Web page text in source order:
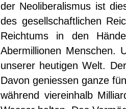
der Neoliberalismus ist
des gesellschaftlichen
Reichtums in den
Abermillionen Menschen.
unserer heutigen Welt.
Davon geniessen ganze
während viereinhalb